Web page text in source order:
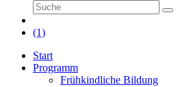
(1)
Start
Programm
Frühkindliche Bildung